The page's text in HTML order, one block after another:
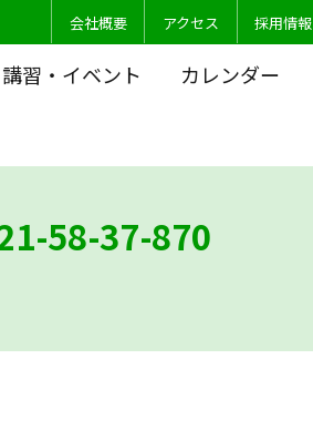
会社概要 アクセス 採用情報
講習・イベント カレンダー
58-37-870